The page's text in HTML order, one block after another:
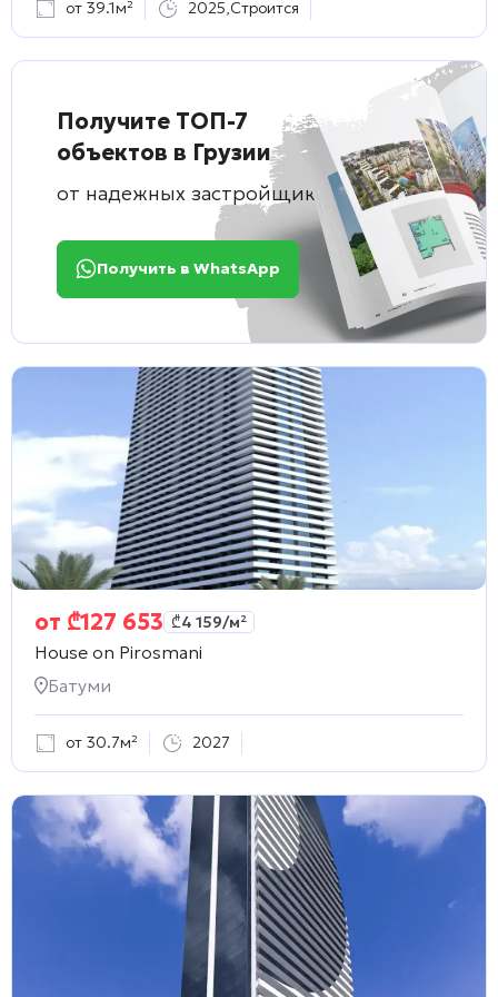
от 39.1м² 2025,Строится
Получите ТОП-7
объектов в Грузии
от надежных застройщиков
Получить в WhatsApp
от ₾127 653 ₾4 159/м²
House on Pirosmani
Батуми
от 30.7м² 2027